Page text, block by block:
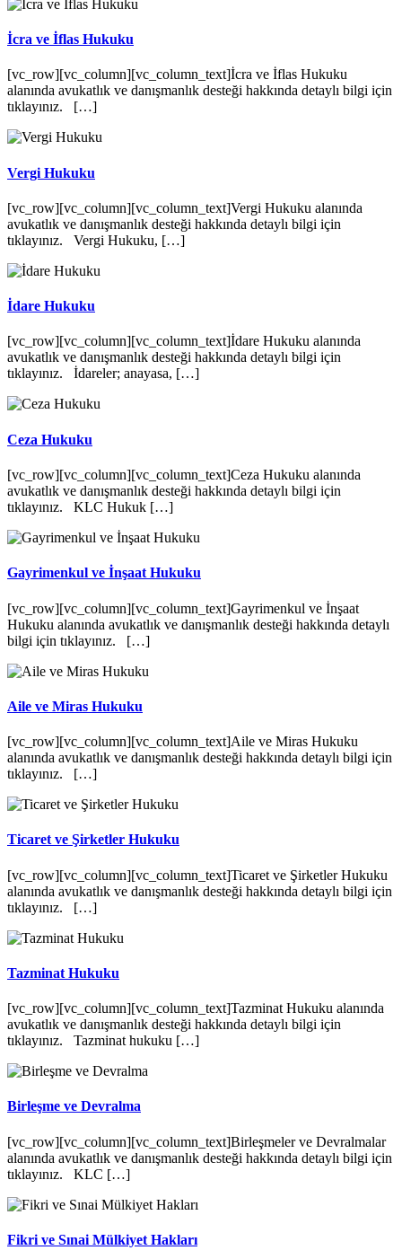
İcra ve İflas Hukuku
[vc_row][vc_column][vc_column_text]İcra ve İflas Hukuku
alanında avukatlık ve danışmanlık desteği hakkında detaylı bilgi için
tıklayınız. […]
Vergi Hukuku
[vc_row][vc_column][vc_column_text]Vergi Hukuku alanında
avukatlık ve danışmanlık desteği hakkında detaylı bilgi için
tıklayınız. Vergi Hukuku, […]
İdare Hukuku
[vc_row][vc_column][vc_column_text]İdare Hukuku alanında
avukatlık ve danışmanlık desteği hakkında detaylı bilgi için
tıklayınız. İdareler; anayasa, […]
Ceza Hukuku
[vc_row][vc_column][vc_column_text]Ceza Hukuku alanında
avukatlık ve danışmanlık desteği hakkında detaylı bilgi için
tıklayınız. KLC Hukuk […]
Gayrimenkul ve İnşaat Hukuku
[vc_row][vc_column][vc_column_text]Gayrimenkul ve İnşaat
Hukuku alanında avukatlık ve danışmanlık desteği hakkında detaylı
bilgi için tıklayınız. […]
Aile ve Miras Hukuku
[vc_row][vc_column][vc_column_text]Aile ve Miras Hukuku
alanında avukatlık ve danışmanlık desteği hakkında detaylı bilgi için
tıklayınız. […]
Ticaret ve Şirketler Hukuku
[vc_row][vc_column][vc_column_text]Ticaret ve Şirketler Hukuku
alanında avukatlık ve danışmanlık desteği hakkında detaylı bilgi için
tıklayınız. […]
Tazminat Hukuku
[vc_row][vc_column][vc_column_text]Tazminat Hukuku alanında
avukatlık ve danışmanlık desteği hakkında detaylı bilgi için
tıklayınız. Tazminat hukuku […]
Birleşme ve Devralma
[vc_row][vc_column][vc_column_text]Birleşmeler ve Devralmalar
alanında avukatlık ve danışmanlık desteği hakkında detaylı bilgi için
tıklayınız. KLC […]
Fikri ve Sınai Mülkiyet Hakları